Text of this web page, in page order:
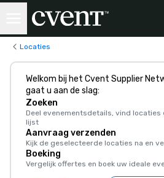
Locaties
Welkom bij het Cvent Supplier
gaat u aan de slag:
Zoeken
Deel evenementsdetails, vind locaties
lijst
Aanvraag verzenden
Kijk de geselecteerde locaties na en
Boeking
Vergelijk offertes en boek uw ideale